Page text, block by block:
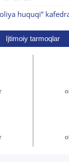
huquqi”
Ijtimoiy tarmoqlar